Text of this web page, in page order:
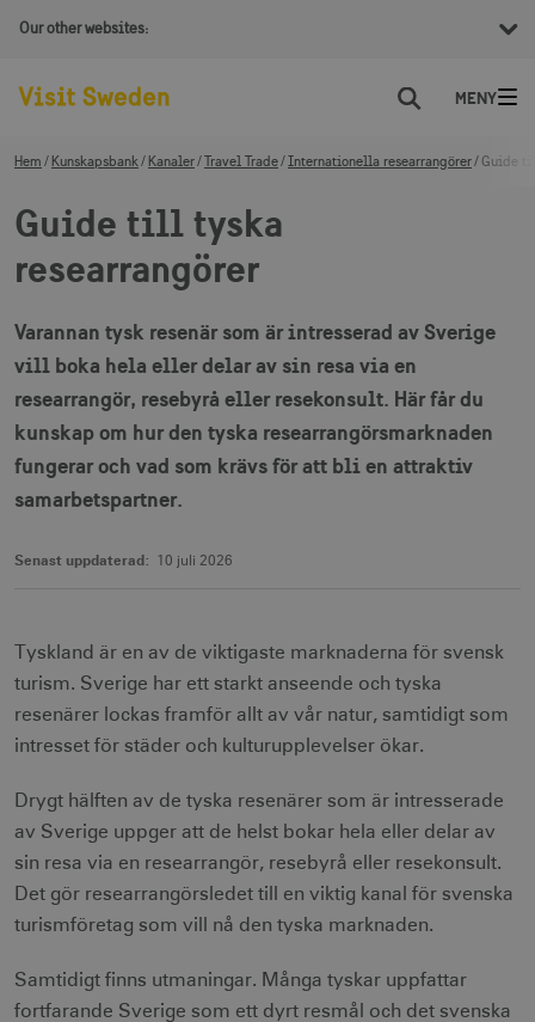
Our other websites:
Sök
Hem Kunskapsbank Kanaler Travel Trade Internationella researrangörer Guide
Guide till tyska
researrangörer
Varannan tysk resenär som är intresserad av Sverige
vill boka hela eller delar av sin resa via en
researrangör, resebyrå eller resekonsult. Här får du
kunskap om hur den tyska researrangörsmarknaden
fungerar och vad som krävs för att bli en attraktiv
samarbetspartner.
Senast uppdaterad: 10 juli 2026
Tyskland är en av de viktigaste marknaderna för svensk
turism. Sverige har ett starkt anseende och tyska
resenärer lockas framför allt av vår natur, samtidigt som
intresset för städer och kulturupplevelser ökar.
Drygt hälften av de tyska resenärer som är intresserade
av Sverige uppger att de helst bokar hela eller delar av
sin resa via en researrangör, resebyrå eller resekonsult.
Det gör researrangörsledet till en viktig kanal för svenska
turismföretag som vill nå den tyska marknaden.
Samtidigt finns utmaningar. Många tyskar uppfattar
fortfarande Sverige som ett dyrt resmål och det svenska